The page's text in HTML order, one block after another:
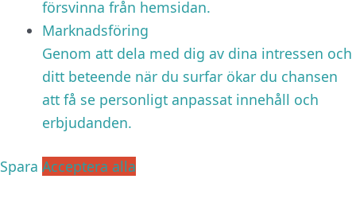
försvinna från hemsidan.
Marknadsföring
Genom att dela med dig av dina intressen och
ditt beteende när du surfar ökar du chansen
att få se personligt anpassat innehåll och
erbjudanden.
Spara Acceptera alla